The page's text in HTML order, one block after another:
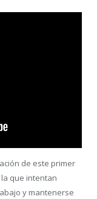
de este primer
que intentan
y mantenerse